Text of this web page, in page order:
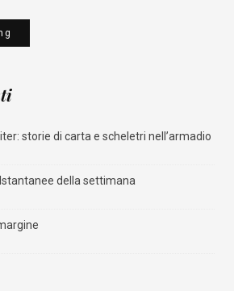
storie di carta e scheletri nell’armadio
della settimana